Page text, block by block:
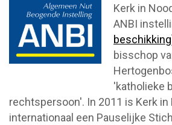
Kerk in
ANBI
beschikking
bisschop
'katholieke
rechtspersoon'. In 2011 is Kerk in
internationaal een Pauselijke